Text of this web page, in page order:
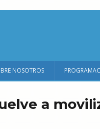
NOSOTROS
a